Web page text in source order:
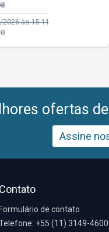
às 15:11
ofertas
Assine
Contato
Formulário de contato
+55 (11) 3149-4600